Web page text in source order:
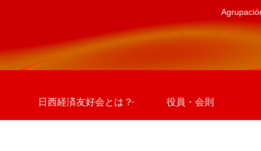
日西経済友好会とは？ 役員・会則